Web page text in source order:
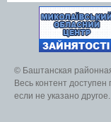
© Баштанская
Весь контент доступен
если не указано другое.